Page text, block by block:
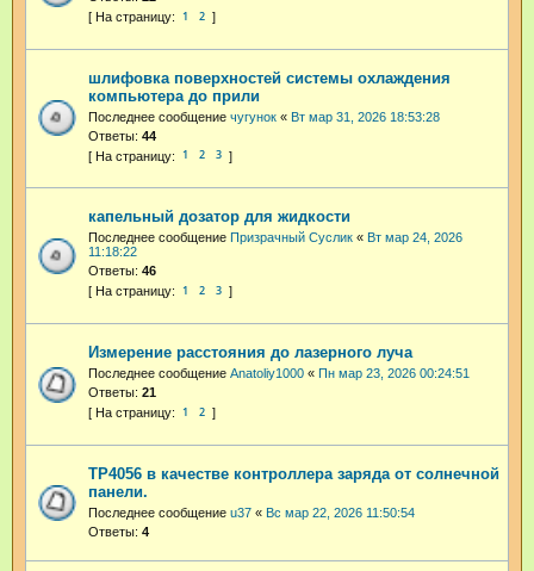
1 2
шлифовка поверхностей системы охлаждения
компьютера до прили
Последнее сообщение чугунок « Вт мар 31, 2026 18:53:28
Ответы: 44
1 2 3
капельный дозатор для жидкости
Последнее сообщение Призрачный Суслик « Вт мар 24, 2026
11:18:22
Ответы: 46
1 2 3
Измерение расстояния до лазерного луча
Последнее сообщение Anatoliy1000 « Пн мар 23, 2026 00:24:51
Ответы: 21
1 2
TP4056 в качестве контроллера заряда от солнечной
панели.
Последнее сообщение u37 « Вс мар 22, 2026 11:50:54
Ответы: 4